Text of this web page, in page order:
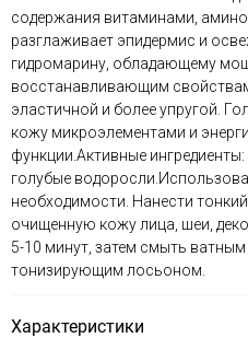
содержания витаминами,
разглаживает эпидермис и
гидромарину, обладающему
восстанавливающим
эластичной и более упругой.
кожу микроэлементами и
функции.Активные
голубые
необходимости. Нанести
очищенную кожу лица, шеи,
5-10 минут, затем смыть
тонизирующим лосьоном.
Характеристики